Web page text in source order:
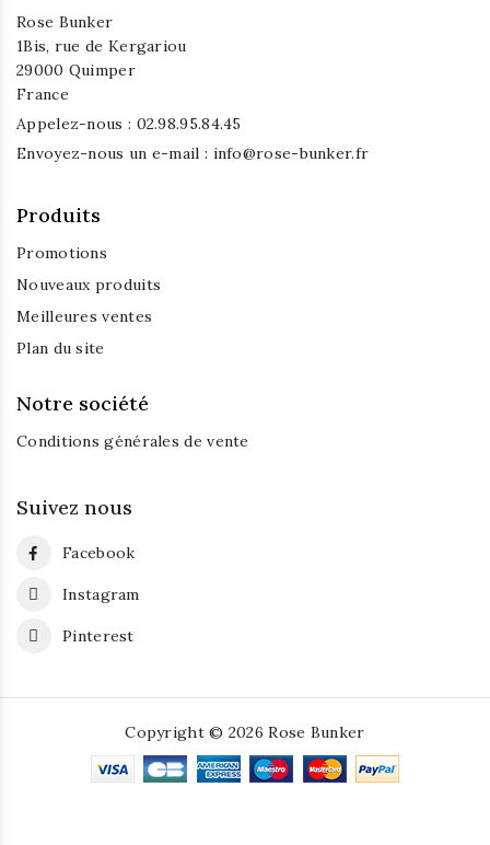
Rose Bunker
1Bis, rue de Kergariou
29000 Quimper
France
Appelez-nous : 02.98.95.84.45
Envoyez-nous un e-mail : info@rose-bunker.fr
Produits
Promotions
Nouveaux produits
Meilleures ventes
Plan du site
Notre société
Conditions générales de vente
Suivez nous
Facebook
Instagram
Pinterest
Copyright © 2026 Rose Bunker